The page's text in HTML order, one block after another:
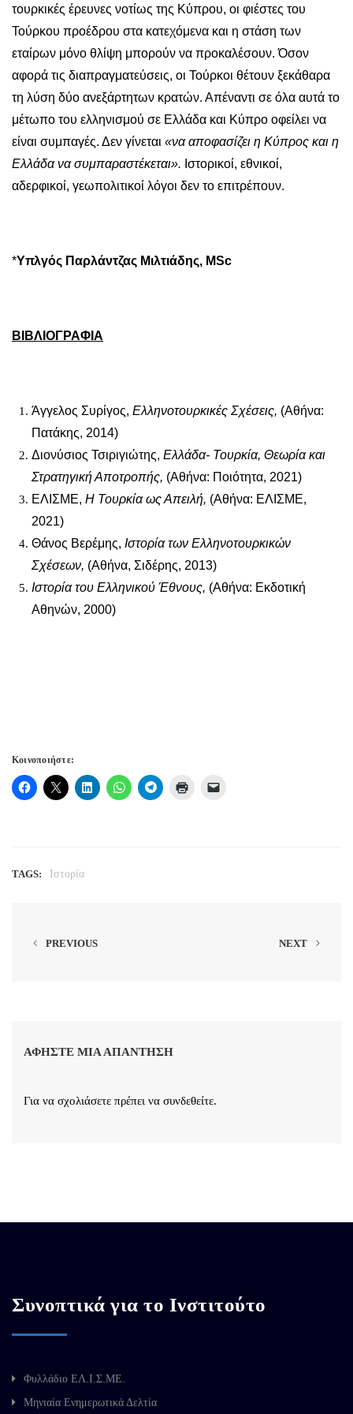
τουρκικές έρευνες νοτίως της Κύπρου, οι φιέστες του
Τούρκου προέδρου στα κατεχόμενα και η στάση των
εταίρων μόνο θλίψη μπορούν να προκαλέσουν. Όσον
αφορά τις διαπραγματεύσεις, οι Τούρκοι θέτουν ξεκάθαρα
τη λύση δύο ανεξάρτητων κρατών. Απέναντι σε όλα αυτά το
μέτωπο του ελληνισμού σε Ελλάδα και Κύπρο οφείλει να
είναι συμπαγές. Δεν γίνεται «να αποφασίζει η Κύπρος και η
Ελλάδα να συμπαραστέκεται». Ιστορικοί, εθνικοί,
αδερφικοί, γεωπολιτικοί λόγοι δεν το επιτρέπουν.
*Υπλγός Παρλάντζας Μιλτιάδης, MSc
ΒΙΒΛΙΟΓΡΑΦΙΑ
Άγγελος Συρίγος, Ελληνοτουρκικές Σχέσεις, (Αθήνα:
Πατάκης, 2014)
Διονύσιος Τσιριγιώτης, Ελλάδα- Τουρκία, Θεωρία και
Στρατηγική Αποτροπής, (Αθήνα: Ποιότητα, 2021)
ΕΛΙΣΜΕ, Η Τουρκία ως Απειλή, (Αθήνα: ΕΛΙΣΜΕ,
2021)
Θάνος Βερέμης, Ιστορία των Ελληνοτουρκικών
Σχέσεων, (Αθήνα, Σιδέρης, 2013)
Ιστορία του Ελληνικού Έθνους, (Αθήνα: Εκδοτική
Αθηνών, 2000)
Κοινοποιήστε:
TAGS: Ιστορία
PREVIOUS NEXT
ΑΦΉΣΤΕ ΜΙΑ ΑΠΆΝΤΗΣΗ
Για να σχολιάσετε πρέπει να συνδεθείτε.
Συνοπτικά για το Ινστιτούτο
Φυλλάδιο ΕΛ.Ι.Σ.ΜΕ.
Μηνιαία Ενημερωτικά Δελτία